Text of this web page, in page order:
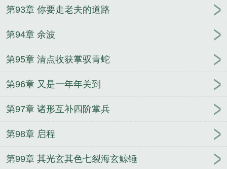
第93章 你要走老夫的道路
第94章 余波
第95章 清点收获掌驭青蛇
第96章 又是一年年关到
第97章 诸形互补四阶掌兵
第98章 启程
第99章 其光玄其色七裂海玄鲸锤